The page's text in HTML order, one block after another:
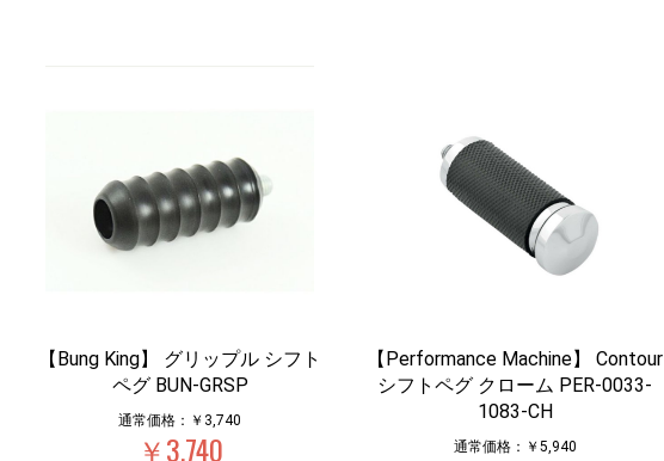
【Bung King】 グリップル シフト
ペグ BUN-GRSP
通常価格：￥3,740
￥3,740
【Performance Machine】 Contour
シフトペグ クローム PER-0033-
1083-CH
通常価格：￥5,940